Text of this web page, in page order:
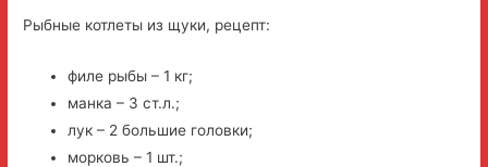
Рыбные котлеты из щуки, рецепт:
филе рыбы – 1 кг;
манка – 3 ст.л.;
лук – 2 большие головки;
морковь – 1 шт.;